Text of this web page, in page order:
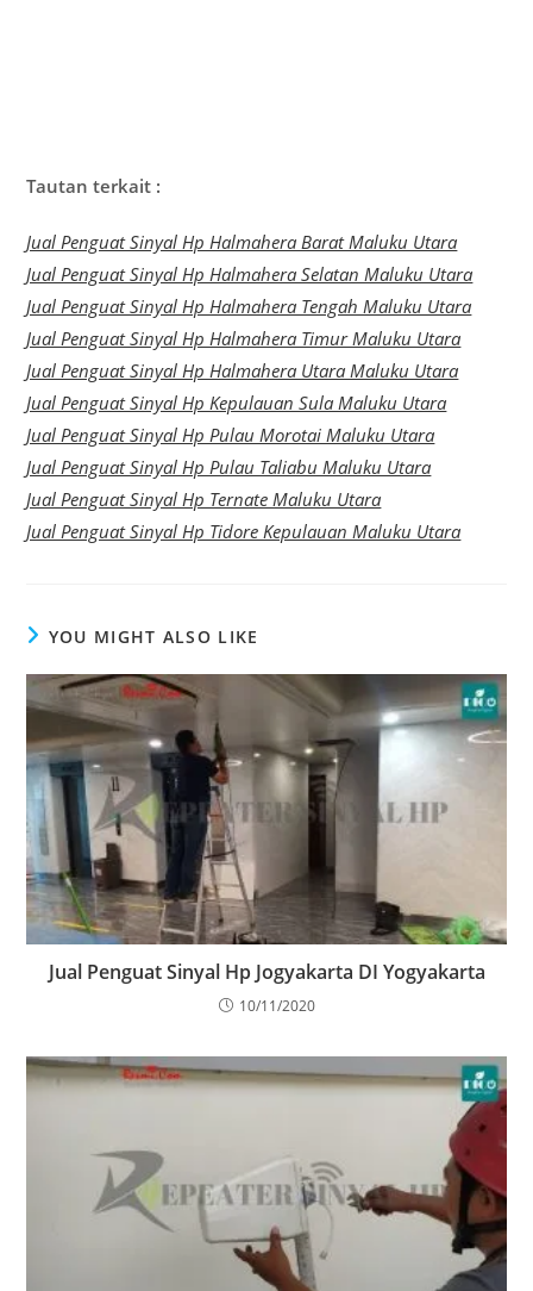
Tautan terkait :
Jual Penguat Sinyal Hp Halmahera Barat Maluku Utara
Jual Penguat Sinyal Hp Halmahera Selatan Maluku Utara
Jual Penguat Sinyal Hp Halmahera Tengah Maluku Utara
Jual Penguat Sinyal Hp Halmahera Timur Maluku Utara
Jual Penguat Sinyal Hp Halmahera Utara Maluku Utara
Jual Penguat Sinyal Hp Kepulauan Sula Maluku Utara
Jual Penguat Sinyal Hp Pulau Morotai Maluku Utara
Jual Penguat Sinyal Hp Pulau Taliabu Maluku Utara
Jual Penguat Sinyal Hp Ternate Maluku Utara
Jual Penguat Sinyal Hp Tidore Kepulauan Maluku Utara
YOU MIGHT ALSO LIKE
Jual Penguat Sinyal Hp Jogyakarta DI Yogyakarta
10/11/2020